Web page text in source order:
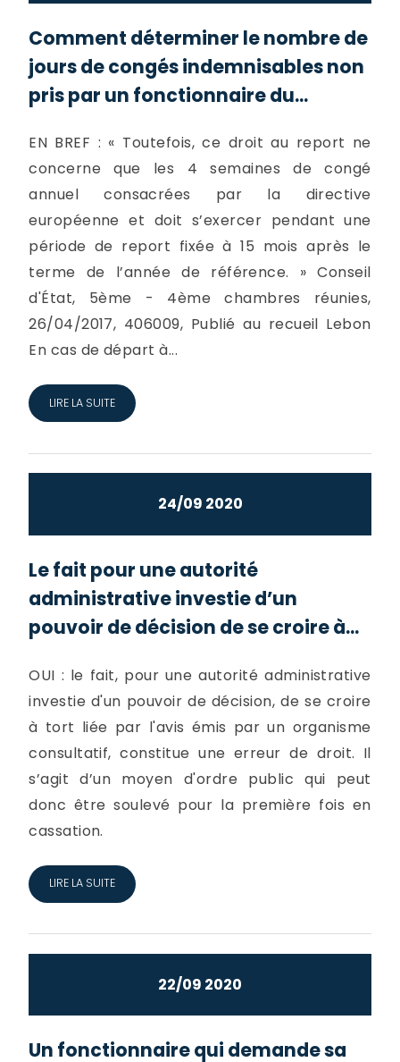
Comment déterminer le nombre de
jours de congés indemnisables non
pris par un fonctionnaire du...
EN BREF : « Toutefois, ce droit au report ne
concerne que les 4 semaines de congé
annuel consacrées par la directive
européenne et doit s’exercer pendant une
période de report fixée à 15 mois après le
terme de l’année de référence. » Conseil
d'État, 5ème - 4ème chambres réunies,
26/04/2017, 406009, Publié au recueil Lebon
En cas de départ à...
LIRE LA SUITE
24/09 2020
Le fait pour une autorité
administrative investie d’un
pouvoir de décision de se croire à...
OUI : le fait, pour une autorité administrative
investie d'un pouvoir de décision, de se croire
à tort liée par l'avis émis par un organisme
consultatif, constitue une erreur de droit. Il
s’agit d’un moyen d'ordre public qui peut
donc être soulevé pour la première fois en
cassation.
LIRE LA SUITE
22/09 2020
Un fonctionnaire qui demande sa